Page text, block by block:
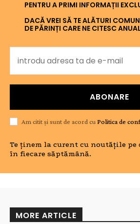
PENTRU A PRIMI INFORMAȚII
DACĂ VREI SĂ TE ALĂTURI
DE PĂRINȚI CARE NE CITESC ANUAL
ABONARE
Am citit și sunt de acord cu Politica de
Te ținem la curent cu noutățile pe
în fiecare săptămână.
MORE ARTICLE